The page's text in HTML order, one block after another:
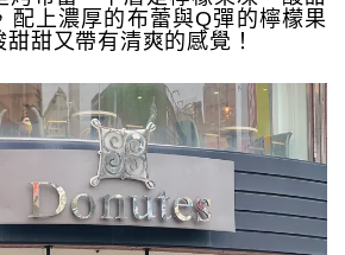
配上濃厚的布蕾與Q彈的檸檬果
甜又帶有清爽的感覺！